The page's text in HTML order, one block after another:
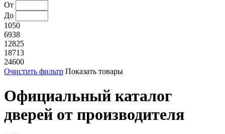
От
До
1050
6938
12825
18713
24600
Очистить фильтр Показать товары
Официальный каталог
дверей от производителя